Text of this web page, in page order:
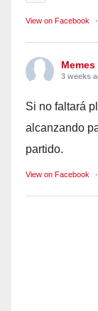
View on Facebook ·
3 weeks
Si no faltará
alcanzando
partido.
View on Facebook ·